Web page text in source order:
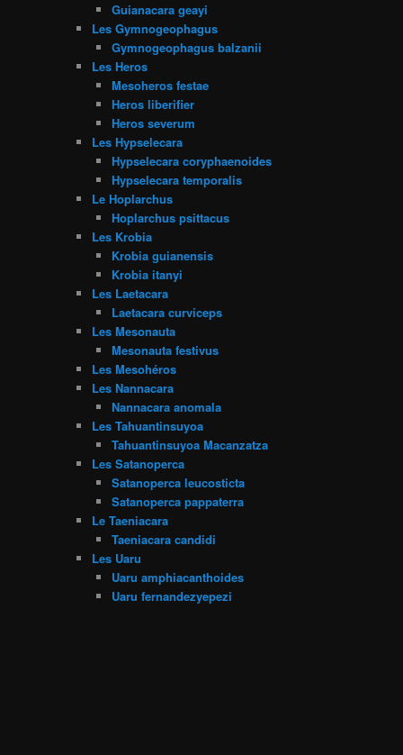
Guianacara geayi
Les Gymnogeophagus
Gymnogeophagus balzanii
Les Heros
Mesoheros festae
Heros liberifier
Heros severum
Les Hypselecara
Hypselecara coryphaenoides
Hypselecara temporalis
Le Hoplarchus
Hoplarchus psittacus
Les Krobia
Krobia guianensis
Krobia itanyi
Les Laetacara
Laetacara curviceps
Les Mesonauta
Mesonauta festivus
Les Mesohéros
Les Nannacara
Nannacara anomala
Les Tahuantinsuyoa
Tahuantinsuyoa Macanzatza
Les Satanoperca
Satanoperca leucosticta
Satanoperca pappaterra
Le Taeniacara
Taeniacara candidi
Les Uaru
Uaru amphiacanthoides
Uaru fernandezyepezi